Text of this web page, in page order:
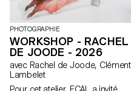
PHOTOGRAPHIE
WORKSHOP - RACHEL
DE JOODE - 2026
avec Rachel de Joode, Clément
Lambelet